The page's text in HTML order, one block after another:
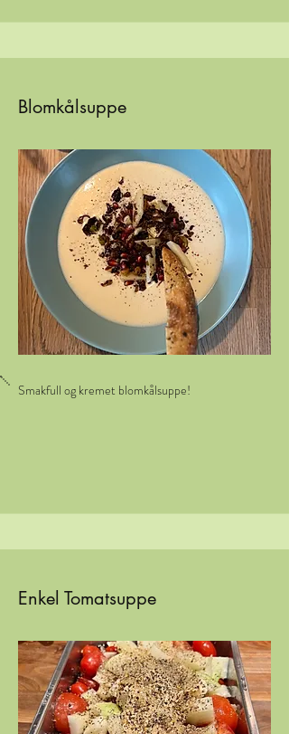
Blomkålsuppe
Smakfull og kremet blomkålsuppe!
Enkel Tomatsuppe